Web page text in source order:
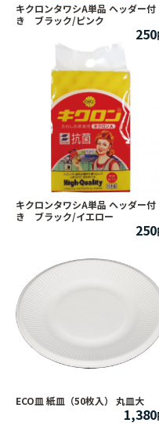
キクロンタワシA単品 ヘッダー付
き ブラック/ピンク
250
キクロンタワシA単品 ヘッダー付
き ブラック/イエロー
250
ECO皿 紙皿（50枚入） 丸皿大
1,380